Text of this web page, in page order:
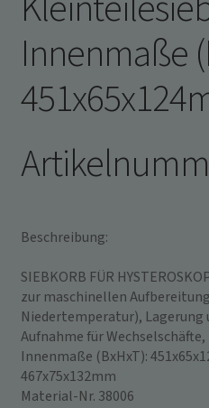
Innenmaße
Beschreibung:
SIEBKORB FÜR
zur maschinellen
Niedertemperatur), Lagerung
Aufnahme für
Innenmaße (BxHxT):
467x75x132mm
Material-Nr. 38006